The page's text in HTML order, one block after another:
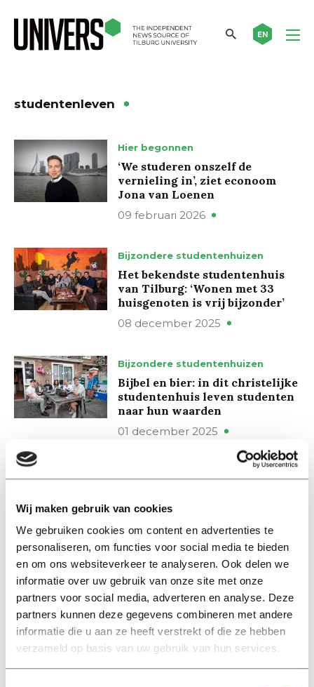
Wij maken gebruik van cookies
We gebruiken cookies om content en advertenties te
personaliseren, om functies voor social media te bieden
en om ons websiteverkeer te analyseren. Ook delen we
informatie over uw gebruik van onze site met onze
partners voor social media, adverteren en analyse. Deze
partners kunnen deze gegevens combineren met andere
informatie die u aan ze heeft verstrekt of die ze hebben
verzameld op basis van uw gebruik van hun services.
EN
studentenleven
Hier begonnen
‘We studeren onszelf de
vernieling in’, ziet econoom
Jona van Loenen
09 februari 2026
Bijzondere studentenhuizen
Het bekendste studentenhuis
van Tilburg: ‘Wonen met 33
huisgenoten is vrij bijzonder’
08 december 2025
Bijzondere studentenhuizen
Bijbel en bier: in dit christelijke
studentenhuis leven studenten
naar hun waarden
01 december 2025
met drie poten
01 september 2022
Nieuws
Massale belangstelling voor
studentenverenigingen, loten
voor laatste plekken bij Olof,
Plato en Vidar
27 augustus 2021